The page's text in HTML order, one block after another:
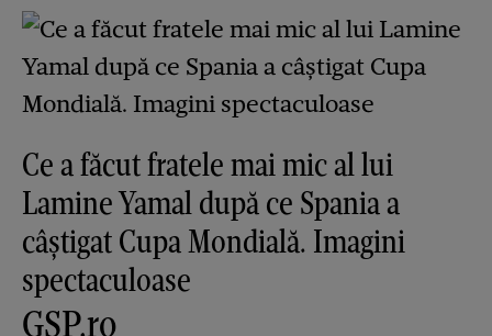
Ce a făcut fratele mai mic al lui
Lamine Yamal după ce Spania a
câștigat Cupa Mondială. Imagini
spectaculoase
GSP.ro